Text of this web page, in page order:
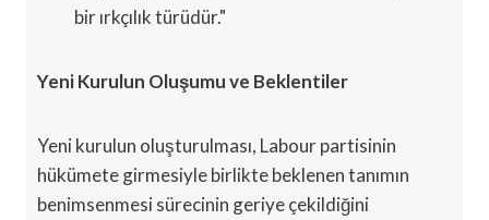
bir ırkçılık türüdür."
Yeni Kurulun Oluşumu ve Beklentiler
Yeni kurulun oluşturulması, Labour partisinin
hükümete girmesiyle birlikte beklenen tanımın
benimsenmesi sürecinin geriye çekildiğini